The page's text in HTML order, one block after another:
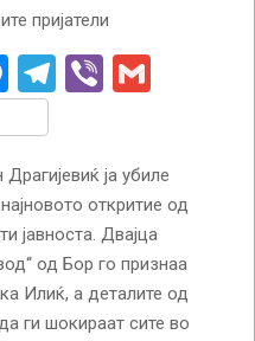
пријатели
Messenger
Telegram
Viber
ја убиле
откритие од
јавноста. Двајца
од Бор го признаа
Илиќ, а деталите од
ги шокираат сите во